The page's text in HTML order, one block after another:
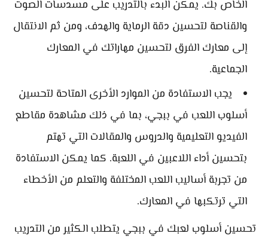
الخاص بك. يمكن البدء بالتدريب على مسدسات الصوت
والقناصة لتحسين دقة الرماية والهدف، ومن ثم الانتقال
إلى معارك الفرق لتحسين مهاراتك في المعارك
الجماعية.
يجب الاستفادة من الموارد الأخرى المتاحة لتحسين
أسلوب اللعب في ببجي، بما في ذلك مشاهدة مقاطع
الفيديو التعليمية والدروس والمقالات التي تهتم
بتحسين أداء اللاعبين في اللعبة. كما يمكن الاستفادة
من تجربة أساليب اللعب المختلفة والتعلم من الأخطاء
التي ترتكبها في المعارك.
تحسين أسلوب لعبك في ببجي يتطلب الكثير من التدريب